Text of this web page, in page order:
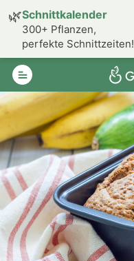
🌿Schnittkalender
300+ Pflanzen,
perfekte Schnittzeiten!